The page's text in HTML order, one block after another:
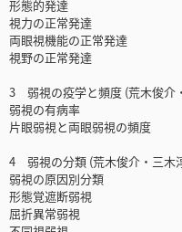
形態的発達
視力の正常発達
両眼視機能の正常発達
視野の正常発達
3 弱視の疫学と頻度 (荒木俊介
弱視の有病率
片眼弱視と両眼弱視の頻度
4 弱視の分類 (荒木俊介・三木
弱視の原因別分類
形態覚遮断弱視
屈折異常弱視